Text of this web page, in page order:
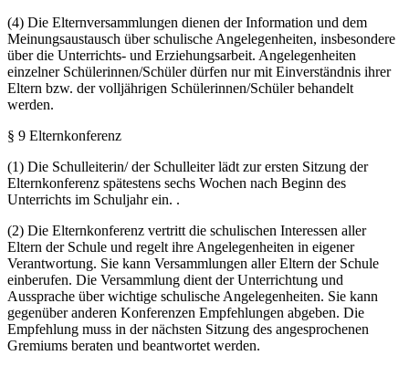
(4) Die Elternversammlungen dienen der Information und dem
Meinungsaustausch über schulische Angelegenheiten, insbesondere
über die Unterrichts- und Erziehungsarbeit. Angelegenheiten
einzelner Schülerinnen/Schüler dürfen nur mit Einverständnis ihrer
Eltern bzw. der volljährigen Schülerinnen/Schüler behandelt
werden.
§ 9 Elternkonferenz
(1) Die Schulleiterin/ der Schulleiter lädt zur ersten Sitzung der
Elternkonferenz spätestens sechs Wochen nach Beginn des
Unterrichts im Schuljahr ein. .
(2) Die Elternkonferenz vertritt die schulischen Interessen aller
Eltern der Schule und regelt ihre Angelegenheiten in eigener
Verantwortung. Sie kann Versammlungen aller Eltern der Schule
einberufen. Die Versammlung dient der Unterrichtung und
Aussprache über wichtige schulische Angelegenheiten. Sie kann
gegenüber anderen Konferenzen Empfehlungen abgeben. Die
Empfehlung muss in der nächsten Sitzung des angesprochenen
Gremiums beraten und beantwortet werden.